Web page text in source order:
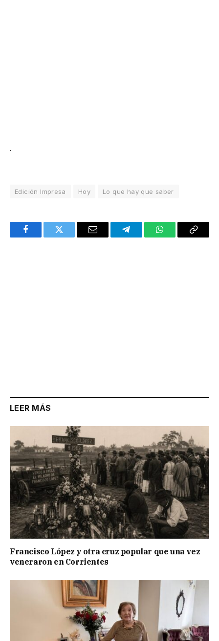
.
Edición Impresa Hoy Lo que hay que saber
FacebookTwitter Email TelegramWhatsAppCopy
LEER MÁS
Francisco López y otra cruz popular que una vez
veneraron en Corrientes